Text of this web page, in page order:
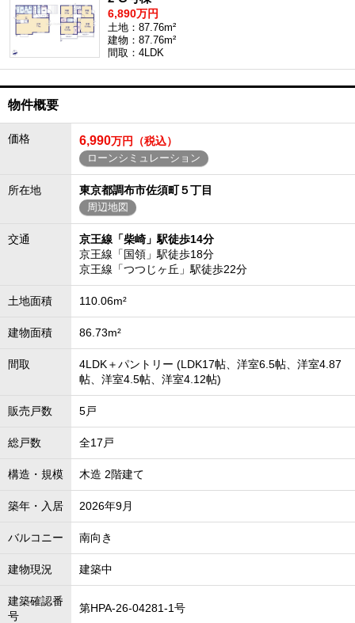
6,890万円
土地：87.76m²
建物：87.76m²
間取：4LDK
物件概要
価格 6,990万円（税込）
ローンシミュレーション
所在地 東京都調布市佐須町５丁目
周辺地図
交通
京王線「柴崎」駅徒歩14分
京王線「国領」駅徒歩18分
京王線「つつじヶ丘」駅徒歩22分
土地面積 110.06m²
建物面積 86.73m²
間取
4LDK＋パントリー (LDK17帖、洋室6.5帖、洋室4.87
帖、洋室4.5帖、洋室4.12帖)
販売戸数 5戸
総戸数 全17戸
構造・規模 木造 2階建て
築年・入居 2026年9月
バルコニー 南向き
建物現況 建築中
建築確認番
号
第HPA-26-04281-1号